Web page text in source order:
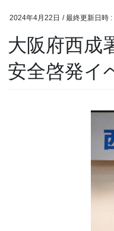
2024年4月22日 / 最終更新日時 :
大阪府西成署では署長自作の紙芝居も活用の交通
安全啓発イ